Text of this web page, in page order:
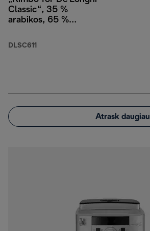
Classic“, 35 %
arabikos, 65 %
DLSC611
Atrask daugiau